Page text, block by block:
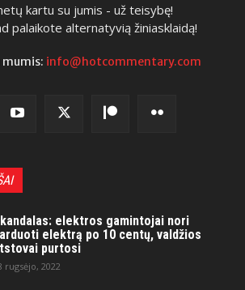
kartu su jumis - už teisybę!
palaikote alternatyvią žiniasklaidą!
mumis: info@hotcommentary.com
elektros gamintojai nori
elektrą po 10 centų, valdžios
purtosi
rugsėjo, 2022